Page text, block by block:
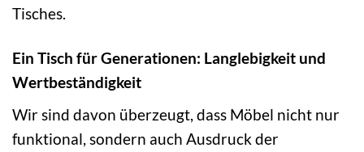
Tisches.
Ein Tisch für Generationen: Langlebigkeit und
Wertbeständigkeit
Wir sind davon überzeugt, dass Möbel nicht nur
funktional, sondern auch Ausdruck der